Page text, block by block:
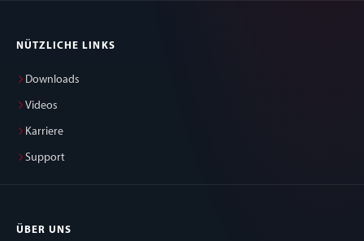
NÜTZLICHE LINKS
Downloads
Videos
Karriere
Support
ÜBER UNS